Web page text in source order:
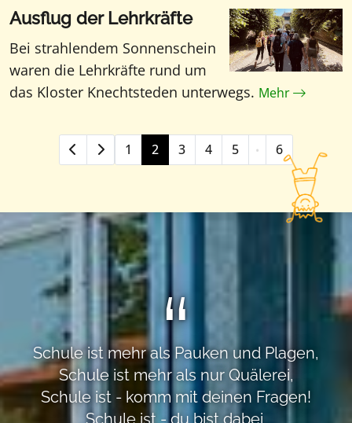
Ausflug der Lehrkräfte
Bei strahlendem Sonnenschein
waren die Lehrkräfte rund um
das Kloster Knechtsteden unterwegs. Mehr
1 2 3 4 5 • 6
Schule ist mehr als Pauken und Plagen,
Schule ist mehr als nur Quälerei,
Schule ist - komm mit deinen Fragen!
Schule ist - du bist dabei.